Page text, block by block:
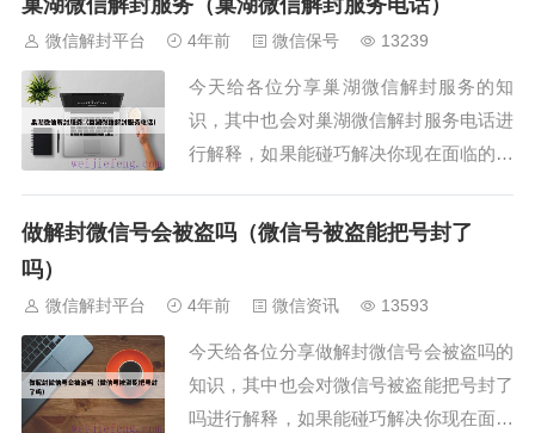
巢湖微信解封服务（巢湖微信解封服务电话）
微信解封平台 4年前 微信保号 13239
今天给各位分享巢湖微信解封服务的知
识，其中也会对巢湖微信解封服务电话进
行解释，如果能碰巧解决你现在面临的问
现在开始吧！本文目录一览：1、微信封
做解封微信号会被盗吗（微信号被盗能把号封了
吗）
微信解封平台 4年前 微信资讯 13593
今天给各位分享做解封微信号会被盗吗的
知识，其中也会对微信号被盗能把号封了
吗进行解释，如果能碰巧解决你现在面临